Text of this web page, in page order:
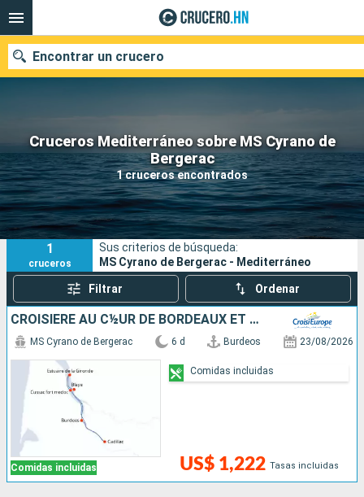
Cruceros Mediterráneo sobre MS Cyrano de
Bergerac
1 cruceros encontrados
Encontrar un crucero
Nuestros destinos
Fecha de salida
Puertos Compañías
Buscar
1
cruceros
Sus criterios de búsqueda:
MS Cyrano de Bergerac - Mediterráneo
Filtrar Ordenar
CROISIÈRE AU C½UR DE BORDEAUX ET SA RÉGION : ITINÉRAIRE DÉCOUVERTE
Comidas incluidas
MS Cyrano de Bergerac 6 d Burdeos 23/08/2026
US$ 1,222 Tasas incluidas
Comidas incluidas